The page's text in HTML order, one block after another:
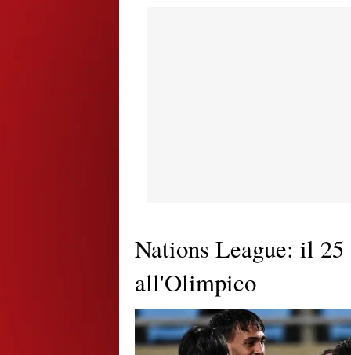
Nations League: il
all'Olimpico